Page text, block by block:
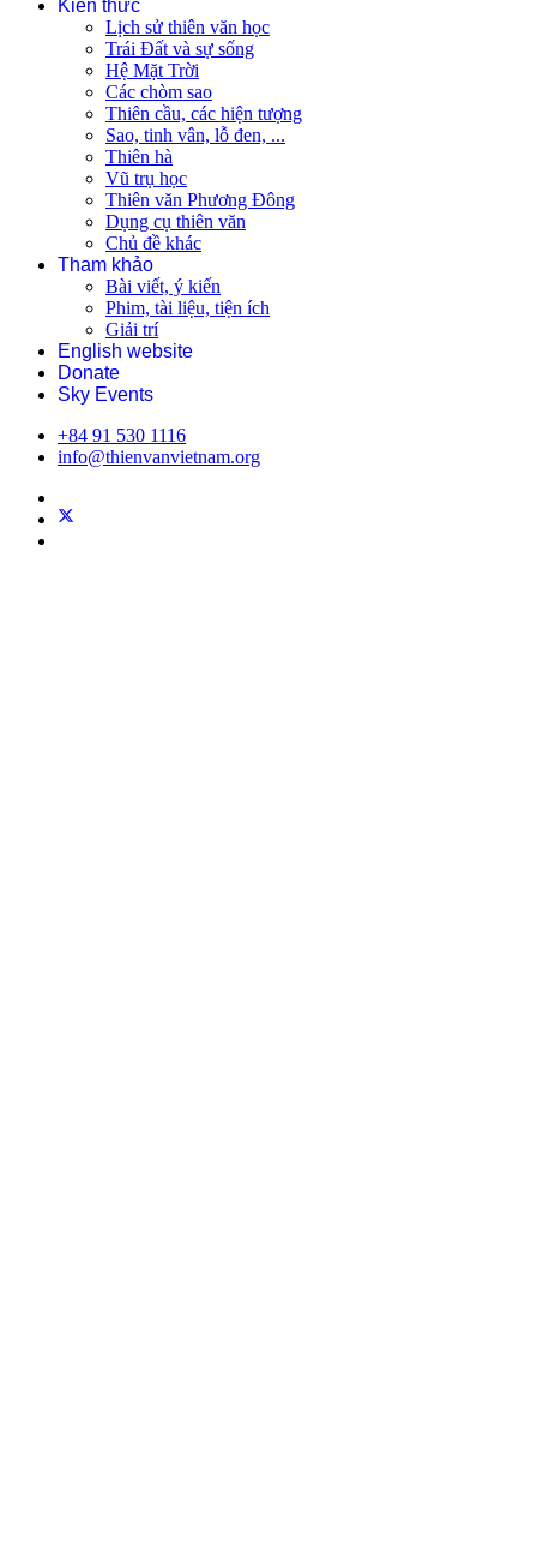
Kiến thức
Lịch sử thiên văn học
Trái Đất và sự sống
Hệ Mặt Trời
Các chòm sao
Thiên cầu, các hiện tượng
Sao, tinh vân, lỗ đen, ...
Thiên hà
Vũ trụ học
Thiên văn Phương Đông
Dụng cụ thiên văn
Chủ đề khác
Tham khảo
Bài viết, ý kiến
Phim, tài liệu, tiện ích
Giải trí
English website
Donate
Sky Events
+84 91 530 1116
info@thienvanvietnam.org